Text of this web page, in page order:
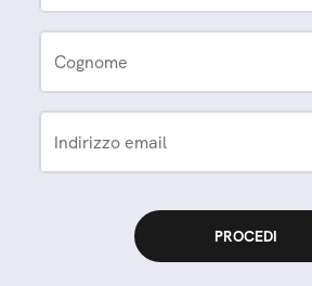
Cognome
Indirizzo email